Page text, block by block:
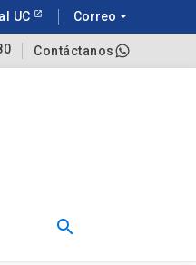
UC Correo arrow_drop_down
Contáctanos
search